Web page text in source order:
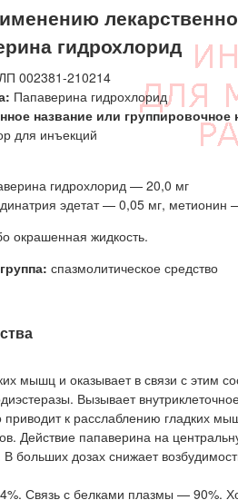
гидрохлорид
ЛП 002381-210214
Папаверина гидрохлорид
название или группировочное
для инъекций
гидрохлорид — 20,0 мг
динатрия эдетат — 0,05 мг,
окрашенная жидкость.
спазмолитическое средство
мышц и оказывает в связи с этим
Вызывает
к расслаблению гладких
Действие папаверина на
больших дозах снижает
Связь с белками плазмы — 90%.